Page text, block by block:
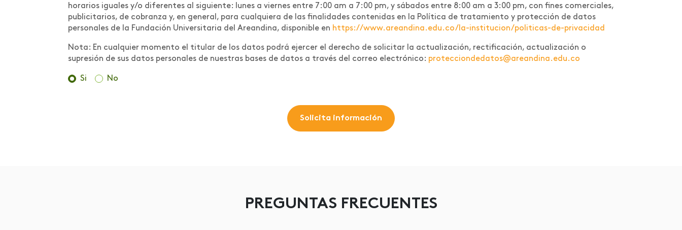
Científica:
Conceptualización
para contrarrestar la
propagación del COVID-
19 en la comunidad
horarios iguales y/o diferentes al siguiente: lunes a viernes entre 7:00 am a 7:00 pm, y sábados entre 8:00 am a 3:00 pm, con fines comerciales,
publicitarios, de cobranza y, en general, para cualquiera de las finalidades contenidas en la Política de tratamiento y protección de datos
personales de la Fundación Universitaria del Areandina, disponible en https://www.areandina.edu.co/la-institucion/politicas-de-privacidad
Nota: En cualquier momento el titular de los datos podrá ejercer el derecho de solicitar la actualización, rectificación, actualización o
supresión de sus datos personales de nuestras bases de datos a través del correo electrónico: protecciondedatos@areandina.edu.co
Si No
Solicita información
PREGUNTAS FRECUENTES